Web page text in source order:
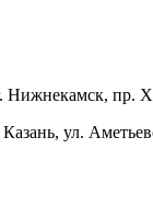
Нижнекамск, пр.
ул.